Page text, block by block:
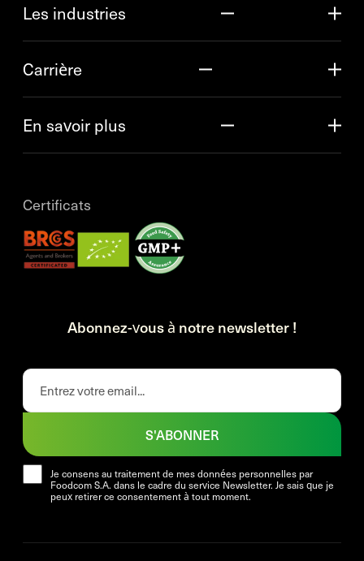
Les industries
Carrière
En savoir plus
Certificats
Abonnez-vous à notre newsletter !
Je consens au traitement de mes données personnelles par
Foodcom S.A. dans le cadre du service Newsletter. Je sais que je
peux retirer ce consentement à tout moment.
S'ABONNER